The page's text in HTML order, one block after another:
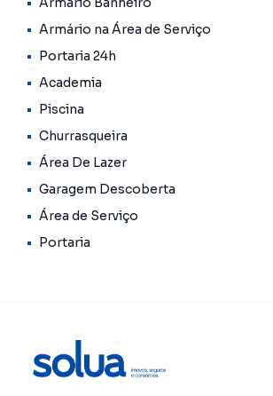
Armário na Área de Serviço
Portaria 24h
Academia
Piscina
Churrasqueira
Área De Lazer
Garagem Descoberta
Área de Serviço
Portaria